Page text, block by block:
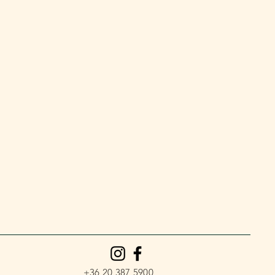
+36 20 387 5900